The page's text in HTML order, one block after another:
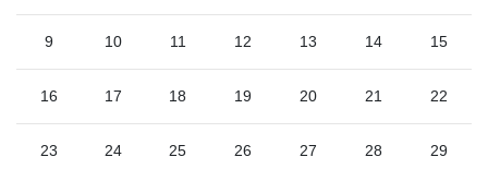
9 10 11 12 13 14 15
16 17 18 19 20 21 22
23 24 25 26 27 28 29